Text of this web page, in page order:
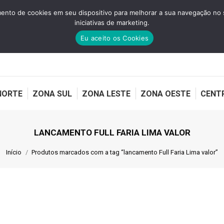
ZONA SUL ZONA LESTE ZONA OESTE
LANCAMENTO FULL FARIA LIMA VALOR
Você está aqui:
Início Produtos marcados com a tag “lancamento Full Faria Lima valor”
de cookies em seu dispositivo para melhorar a sua navegação
iniciativas de marketing.
Eu aceito os Cookies
ZONA SUL ZONA LESTE ZONA OESTE